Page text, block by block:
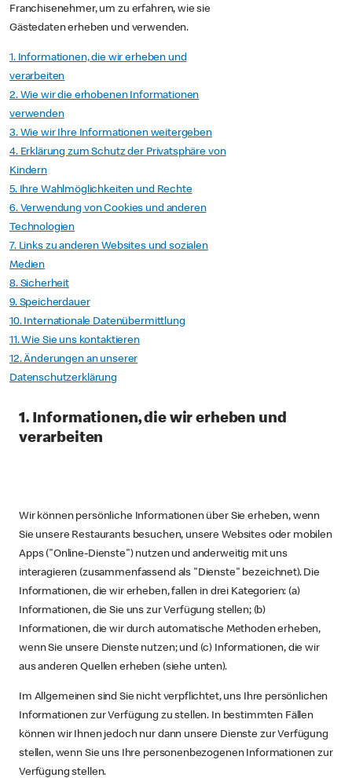
Franchisenehmer, um zu erfahren, wie sie
Gästedaten erheben und verwenden.
1. Informationen, die wir erheben und
verarbeiten
2. Wie wir die erhobenen Informationen
verwenden
3. Wie wir Ihre Informationen weitergeben
4. Erklärung zum Schutz der Privatsphäre von
Kindern
5. Ihre Wahlmöglichkeiten und Rechte
6. Verwendung von Cookies und anderen
Technologien
7. Links zu anderen Websites und sozialen
Medien
8. Sicherheit
9. Speicherdauer
10. Internationale Datenübermittlung
11. Wie Sie uns kontaktieren
12. Änderungen an unserer
Datenschutzerklärung
1. Informationen, die wir erheben und
verarbeiten
Wir können persönliche Informationen über Sie erheben, wenn
Sie unsere Restaurants besuchen, unsere Websites oder mobilen
Apps ("Online-Dienste") nutzen und anderweitig mit uns
interagieren (zusammenfassend als "Dienste" bezeichnet). Die
Informationen, die wir erheben, fallen in drei Kategorien: (a)
Informationen, die Sie uns zur Verfügung stellen; (b)
Informationen, die wir durch automatische Methoden erheben,
wenn Sie unsere Dienste nutzen; und (c) Informationen, die wir
aus anderen Quellen erheben (siehe unten).
Im Allgemeinen sind Sie nicht verpflichtet, uns Ihre persönlichen
Informationen zur Verfügung zu stellen. In bestimmten Fällen
können wir Ihnen jedoch nur dann unsere Dienste zur Verfügung
stellen, wenn Sie uns Ihre personenbezogenen Informationen zur
Verfügung stellen.